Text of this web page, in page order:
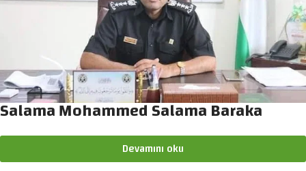
Salama Mohammed Salama Baraka
Devamını oku